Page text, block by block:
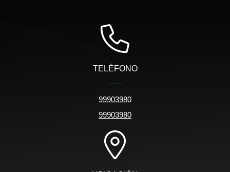
TELÉFONO
99903980
99903980